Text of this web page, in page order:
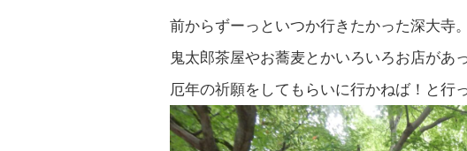
前からずーっといつか行きたかった深大寺。
鬼太郎茶屋やお蕎麦とかいろいろお店があ
厄年の祈願をしてもらいに行かねば！と行